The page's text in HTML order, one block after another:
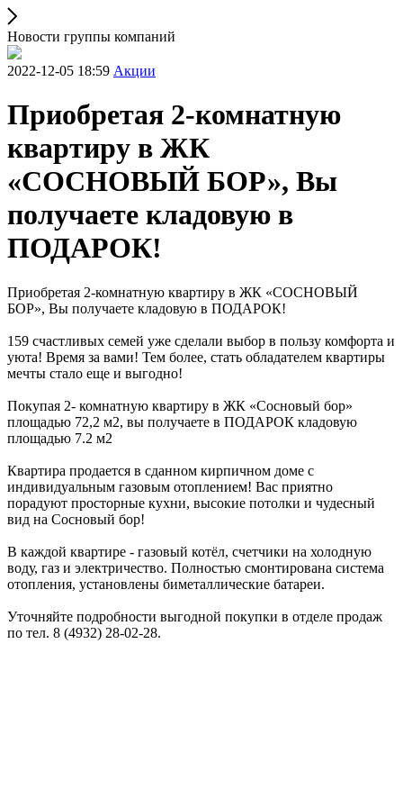
Новости группы компаний
2022-12-05 18:59 Акции
Приобретая 2-комнатную
квартиру в ЖК
«СОСНОВЫЙ БОР», Вы
получаете кладовую в
ПОДАРОК!
Приобретая 2-комнатную квартиру в ЖК «СОСНОВЫЙ
БОР», Вы получаете кладовую в ПОДАРОК!
159 счастливых семей уже сделали выбор в пользу комфорта и
уюта! Время за вами! Тем более, стать обладателем квартиры
мечты стало еще и выгодно!
Покупая 2- комнатную квартиру в ЖК «Сосновый бор»
площадью 72,2 м2, вы получаете в ПОДАРОК кладовую
площадью 7.2 м2
Квартира продается в сданном кирпичном доме с
индивидуальным газовым отоплением! Вас приятно
порадуют просторные кухни, высокие потолки и чудесный
вид на Сосновый бор!
В каждой квартире - газовый котёл, счетчики на холодную
воду, газ и электричество. Полностью смонтирована система
отопления, установлены биметаллические батареи.
Уточняйте подробности выгодной покупки в отделе продаж
по тел. 8 (4932) 28-02-28.